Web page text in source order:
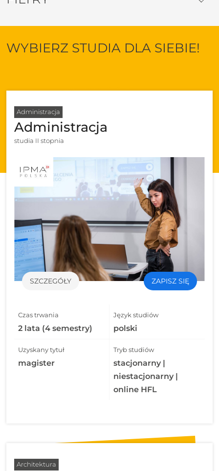
WYBIERZ STUDIA DLA SIEBIE!
Administracja
Administracja
studia II stopnia
SZCZEGÓŁY ZAPISZ SIĘ
Czas trwania
2 lata (4 semestry)
Język studiów
polski
Uzyskany tytuł
magister
Tryb studiów
stacjonarny |
niestacjonarny |
online HFL
Architektura